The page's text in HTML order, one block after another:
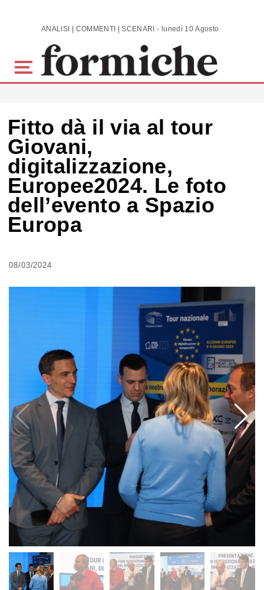
Skip to main content ANALISI | COMMENTI | SCENARI - lunedì 10 Agosto 2026
Fitto dà il via al tour
Giovani,
digitalizzazione,
Europee2024. Le foto
dell’evento a Spazio
Europa
08/03/2024